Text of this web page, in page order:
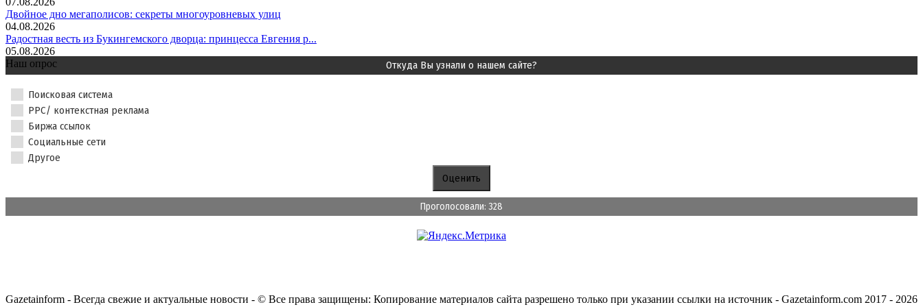
Двойное дно мегаполисов: секреты многоуровневых улиц
04.08.2026
Радостная весть из Букингемского дворца: принцесса Евгения р...
05.08.2026
Наш опрос
Откуда Вы узнали о нашем сайте?
Поисковая система
PPC/ контекстная реклама
Биржа ссылок
Социальные сети
Другое
Проголосовали: 328
Gazetainform - Всегда свежие и актуальные новости - © Все права защищены: Копирование материалов сайта разрешено только при указании ссылки на источник - Gazetainform.com 2017 - 2026